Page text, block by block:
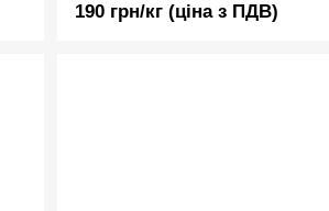
190 грн/кг (ціна з ПДВ)